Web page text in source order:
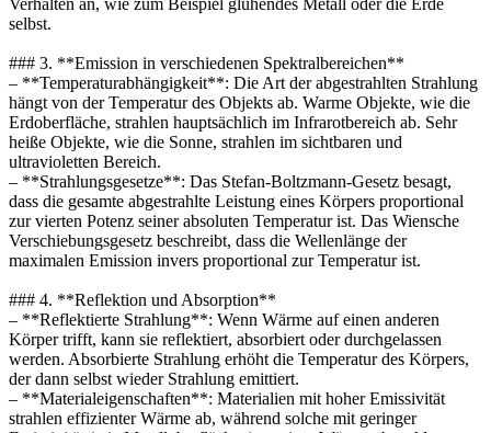
selbst.
### 3. **Emission in verschiedenen Spektralbereichen**
– **Temperaturabhängigkeit**: Die Art der abgestrahlten Strahlung
hängt von der Temperatur des Objekts ab. Warme Objekte, wie die
Erdoberfläche, strahlen hauptsächlich im Infrarotbereich ab. Sehr
heiße Objekte, wie die Sonne, strahlen im sichtbaren und
ultravioletten Bereich.
– **Strahlungsgesetze**: Das Stefan-Boltzmann-Gesetz besagt,
dass die gesamte abgestrahlte Leistung eines Körpers proportional
zur vierten Potenz seiner absoluten Temperatur ist. Das Wiensche
Verschiebungsgesetz beschreibt, dass die Wellenlänge der
maximalen Emission invers proportional zur Temperatur ist.
### 4. **Reflektion und Absorption**
– **Reflektierte Strahlung**: Wenn Wärme auf einen anderen
Körper trifft, kann sie reflektiert, absorbiert oder durchgelassen
werden. Absorbierte Strahlung erhöht die Temperatur des Körpers,
der dann selbst wieder Strahlung emittiert.
– **Materialeigenschaften**: Materialien mit hoher Emissivität
strahlen effizienter Wärme ab, während solche mit geringer